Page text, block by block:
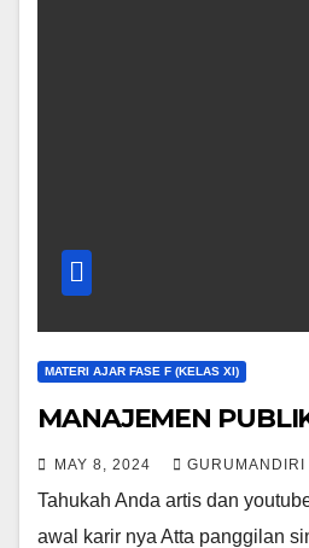
MATERI AJAR FASE F (KELAS XI)
MANAJEMEN
MAY 8, 2024 GURUMANDIRI
Tahukah Anda artis dan
awal karir nya Atta panggilan